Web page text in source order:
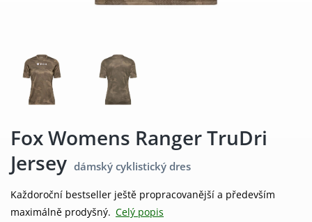
Fox Womens Ranger TruDri
Jersey dámský cyklistický dres
Každoroční bestseller ještě propracovanější a především
maximálně prodyšný. Celý popis